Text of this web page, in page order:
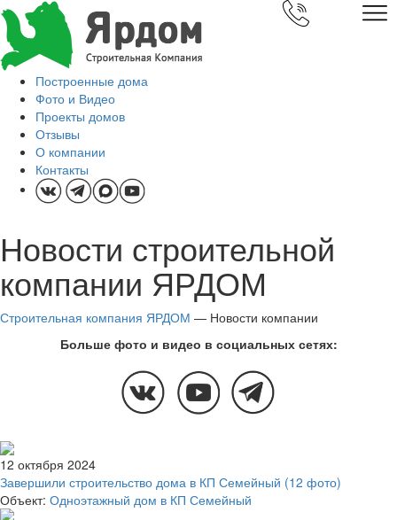
Построенные дома
Фото и Видео
Проекты домов
Отзывы
О компании
Контакты
Новости строительной
компании ЯРДОМ
Строительная компания ЯРДОМ — Новости компании
Больше фото и видео в социальных сетях:
12 октября 2024
Завершили строительство дома в КП Семейный (12 фото)
Объект: Одноэтажный дом в КП Семейный